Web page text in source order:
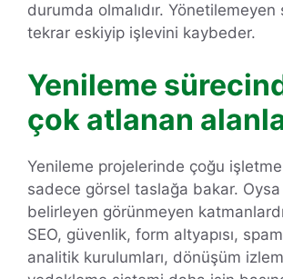
durumda olmalıdır.
tekrar eskiyip işlevini kaybeder.
Yenileme
çok atlanan
Yenileme projelerinde çoğu
sadece görsel taslağa bakar. Oysa
belirleyen görünmeyen
SEO, güvenlik, form altyapısı,
analitik kurulumları, dönüşüm